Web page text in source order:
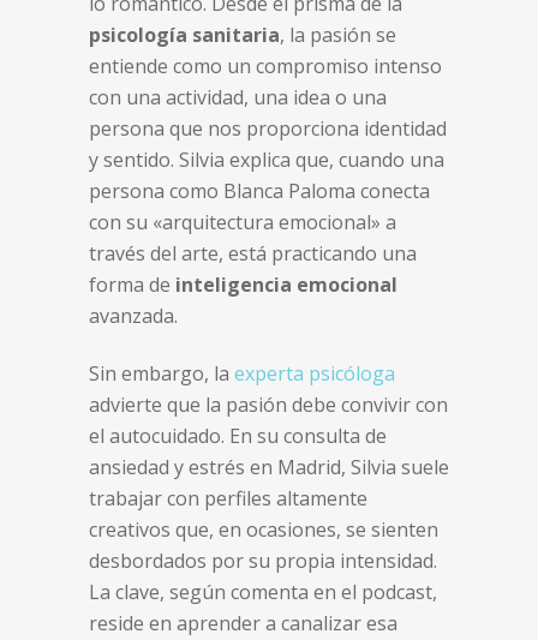
psicología sanitaria, la pasión se
entiende como un compromiso intenso
con una actividad, una idea o una
persona que nos proporciona identidad
y sentido. Silvia explica que, cuando una
persona como Blanca Paloma conecta
con su «arquitectura emocional» a
través del arte, está practicando una
forma de inteligencia emocional
avanzada.
Sin embargo, la experta psicóloga
advierte que la pasión debe convivir con
el autocuidado. En su consulta de
ansiedad y estrés en Madrid, Silvia suele
trabajar con perfiles altamente
creativos que, en ocasiones, se sienten
desbordados por su propia intensidad.
La clave, según comenta en el podcast,
reside en aprender a canalizar esa